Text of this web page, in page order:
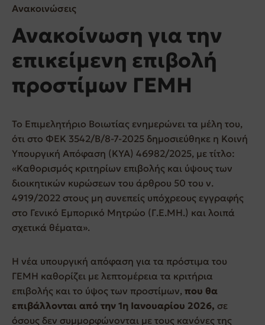
Ανακοινώσεις
Ανακοίνωση για την
επικείμενη επιβολή
προστίμων ΓΕΜH
Το Επιμελητήριο Βοιωτίας ενημερώνει τα μέλη του,
ότι στο ΦΕΚ 3542/Β/8-7-2025 δημοσιεύθηκε η Κοινή
Υπουργική Απόφαση (ΚΥΑ) 46982/2025, με τίτλο:
«Καθορισμός κριτηρίων επιβολής και ύψους των
διοικητικών κυρώσεων του άρθρου 50 του ν.
4919/2022 στους μη συνεπείς υπόχρεους εγγραφής
στο Γενικό Εμπορικό Μητρώο (Γ.Ε.ΜΗ.) και λοιπά
σχετικά θέματα».
Η νέα υπουργική απόφαση για τα πρόστιμα του
ΓΕΜΗ καθορίζει με λεπτομέρεια τα κριτήρια
επιβολής και το ύψος των προστίμων, που θα
επιβάλλονται από την 1η Ιανουαρίου 2026, σε
όσους δεν συμμορφώνονται με τους κανόνες της